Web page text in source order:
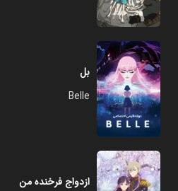
بل
Belle
ازدواج فرخنده من